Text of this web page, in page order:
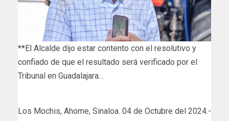
**El Alcalde dijo estar contento con el resolutivo y
confiado de que el resultado será verificado por el
Tribunal en Guadalajara…
Los Mochis, Ahome, Sinaloa. 04 de Octubre del 2024.-